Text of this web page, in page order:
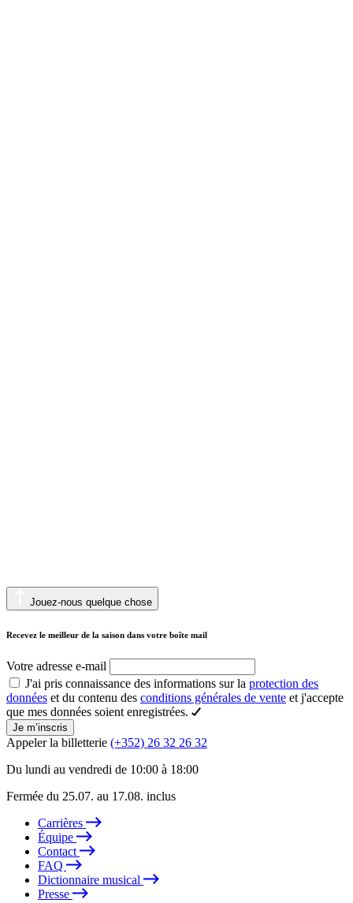
Jouez-nous quelque chose
Recevez le meilleur de la saison dans votre boîte mail
Votre adresse e-mail
J'ai pris connaissance des informations sur la protection des
données et du contenu des conditions générales de vente et j'accepte
que mes données soient enregistrées.
Je m’inscris
Appeler la billetterie (+352) 26 32 26 32
Du lundi au vendredi de 10:00 à 18:00
Fermée du 25.07. au 17.08. inclus
Carrières
Équipe
Contact
FAQ
Dictionnaire musical
Presse